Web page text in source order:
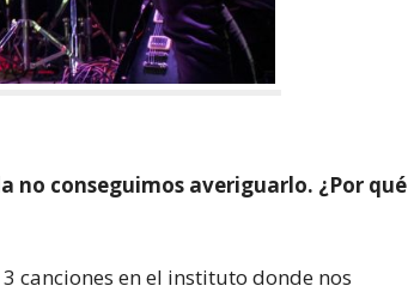
no conseguimos averiguarlo. ¿Por qué
canciones en el instituto donde nos